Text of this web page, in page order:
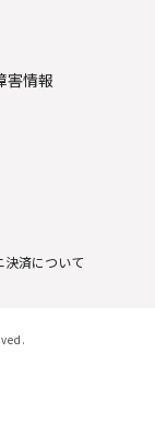
害情報
決済について